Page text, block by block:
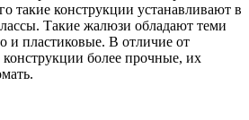
такие конструкции устанавливают в
Такие жалюзи обладают теми
и пластиковые. В отличие от
более прочные, их